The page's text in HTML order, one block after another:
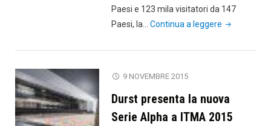
Paesi e 123 mila visitatori da 147
Paesi, la…Continua a leggere "ITMA
e
della
stampa
9 NOVEMBRE 2015
Durst presenta la nuova
Serie Alpha a ITMA 2015